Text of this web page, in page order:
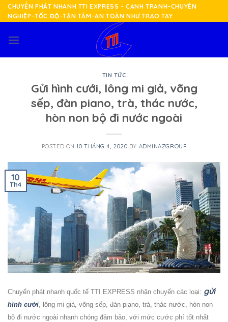
Skip
to
CHUYỂN PHÁT NHANH TTI EXPRESS - CẠNH TRANH-CHUYÊN
NGHIỆP-TỐC ĐỘ-TẬN TÂM-AN TOÀN NHƯ TRAO TAY
TIN TỨC
Gửi hình cưới, lông mi giả, võng
sếp, đàn piano, trà, thác nước,
hòn non bộ đi nước ngoài
POSTED ON10 THÁNG 4, 2020 BY ADMINAZGROUP
10
Th4
Chuyển phát nhanh quốc tế TTI EXPRESS nhận chuyển các loại: gửi
hình cưới, lông mi giả, võng sếp, đàn piano, trà, thác nước, hòn non
bộ đi nước ngoài nhanh chóng đảm bảo, với mức cước phí tốt nhất